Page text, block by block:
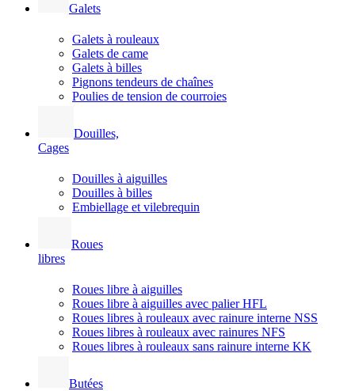
Galets
Galets à rouleaux
Galets de came
Galets à billes
Pignons tendeurs de chaînes
Poulies de tension de courroies
Douilles,
Cages
Douilles à aiguilles
Douilles à billes
Embiellage et vilebrequin
Roues
libres
Roues libre à aiguilles
Roues libre à aiguilles avec palier HFL
Roues libres à rouleaux avec rainure interne NSS
Roues libres à rouleaux avec rainures NFS
Roues libres à rouleaux sans rainure interne KK
Butées